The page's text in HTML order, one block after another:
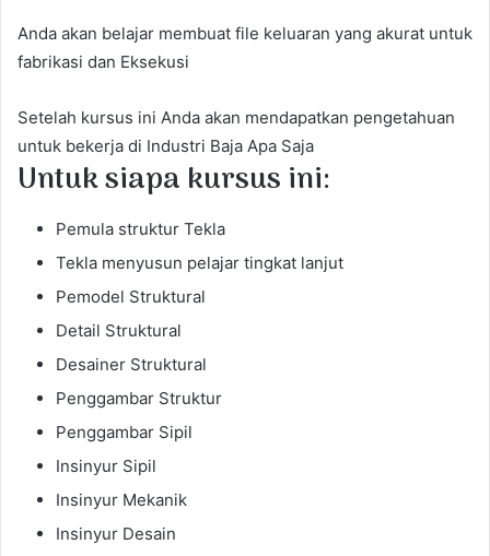
Anda akan belajar membuat file keluaran yang akurat untuk
fabrikasi dan Eksekusi
Setelah kursus ini Anda akan mendapatkan pengetahuan
untuk bekerja di Industri Baja Apa Saja
Untuk siapa kursus ini:
Pemula struktur Tekla
Tekla menyusun pelajar tingkat lanjut
Pemodel Struktural
Detail Struktural
Desainer Struktural
Penggambar Struktur
Penggambar Sipil
Insinyur Sipil
Insinyur Mekanik
Insinyur Desain